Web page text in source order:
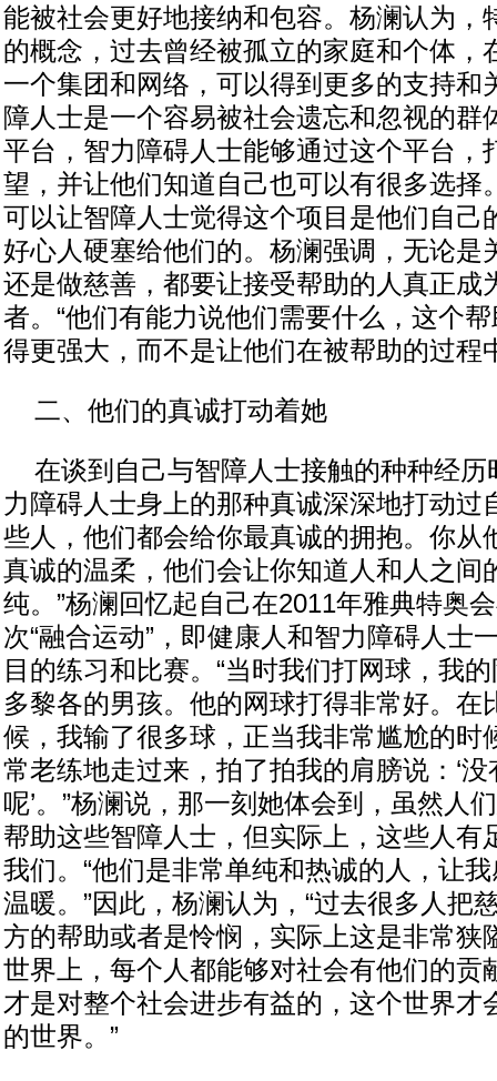
能被社会更好地接纳和包容。杨澜认为，
的概念，过去曾经被孤立的家庭和个体，
一个集团和网络，可以得到更多的支持和
障人士是一个容易被社会遗忘和忽视的群
平台，智力障碍人士能够通过这个平台，
望，并让他们知道自己也可以有很多选择
可以让智障人士觉得这个项目是他们自己
好心人硬塞给他们的。杨澜强调，无论是
还是做慈善，都要让接受帮助的人真正成
者。“他们有能力说他们需要什么，这个
得更强大，而不是让他们在被帮助的过程
二、他们的真诚打动着她
在谈到自己与智障人士接触的种种经历
力障碍人士身上的那种真诚深深地打动过
些人，他们都会给你最真诚的拥抱。你从
真诚的温柔，他们会让你知道人和人之间
纯。”杨澜回忆起自己在2011年雅典特奥
次“融合运动”，即健康人和智力障碍人士
目的练习和比赛。“当时我们打网球，我
多黎各的男孩。他的网球打得非常好。在
候，我输了很多球，正当我非常尴尬的时
常老练地走过来，拍了拍我的肩膀说：‘
呢’。”杨澜说，那一刻她体会到，虽然人
帮助这些智障人士，但实际上，这些人有
我们。“他们是非常单纯和热诚的人，让
温暖。”因此，杨澜认为，“过去很多人把
方的帮助或者是怜悯，实际上这是非常狭
世界上，每个人都能够对社会有他们的贡
才是对整个社会进步有益的，这个世界才
的世界。”